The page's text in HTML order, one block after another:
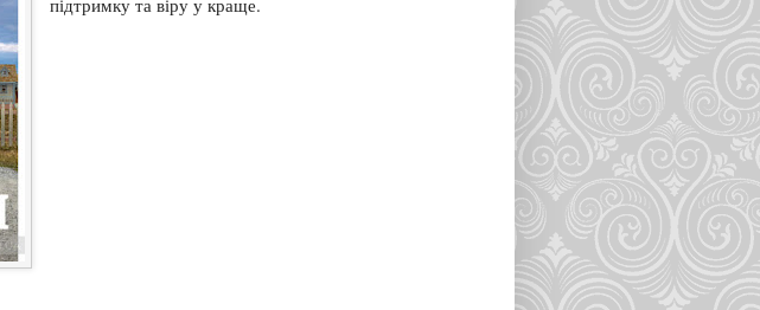
підтримку та віру у краще.